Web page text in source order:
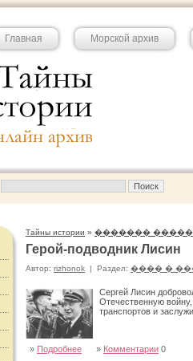
Главная Морской архив
Тайны истории » ������� �����
Герой-подводник Лисин
Автор: rizhonok | Раздел: ���� �
Сергей Лисин
Отечественную
транспортов и
» Подробнее » Комментарии 0